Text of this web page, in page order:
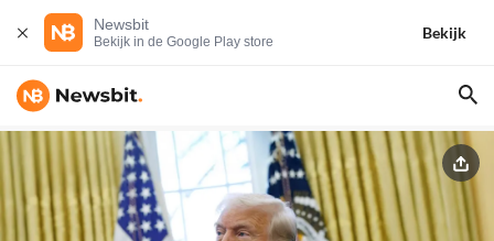
Newsbit
Bekijk in de Google Play store
Bekijk